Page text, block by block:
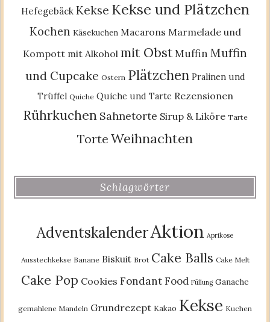
Hefegebäck Kekse Kekse und Plätzchen
Kochen Käsekuchen Macarons Marmelade und
Kompott mit Alkohol mit ObstMuffin Muffin
und Cupcake Ostern Plätzchen Pralinen und
Trüffel Quiche Quiche und Tarte Rezensionen
Rührkuchen Sahnetorte Sirup & Liköre Tarte
Torte Weihnachten
Schlagwörter
AdventskalenderAktion Aprikose
Ausstechkekse Banane Biskuit Brot Cake Balls Cake Melt
Cake Pop Cookies Fondant Food Füllung Ganache
gemahlene Mandeln Grundrezept Kakao Kekse Kuchen